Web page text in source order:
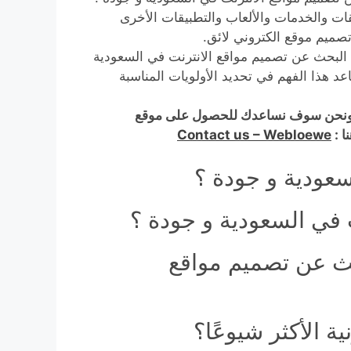
والخدمات والألعاب والتطبيقات الأخرى
موقع الكتروني لائق.
عن تصميم مواقع الانترنت في السعودية
هذا الفهم في تحديد الأولويات المناسبة
ونحن سوف نساعدك للحصول على موقع
:
Contact us – Webloewe
و جودة ؟
في السعودية و جودة ؟
عن تصميم مواقع
الأكثر شيوعًا؟